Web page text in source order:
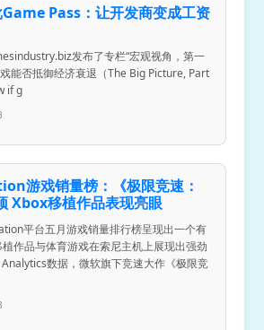
Game Pass：让开发商变成工资
发布了专栏“宏观视角，第一
能否抵御经济衰退（The Big Picture, Part
if g
游戏销量榜：《极限竞速：
Xbox移植作品表现亮眼
平台五月游戏销量排行榜呈现出一个有
作品与体育游戏在索尼主机上展现出强劲
数据，微软旗下竞速大作《极限竞